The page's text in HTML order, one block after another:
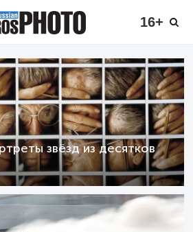
16+
звёзд из десятков